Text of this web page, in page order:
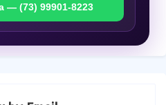
— (73) 99901-8223